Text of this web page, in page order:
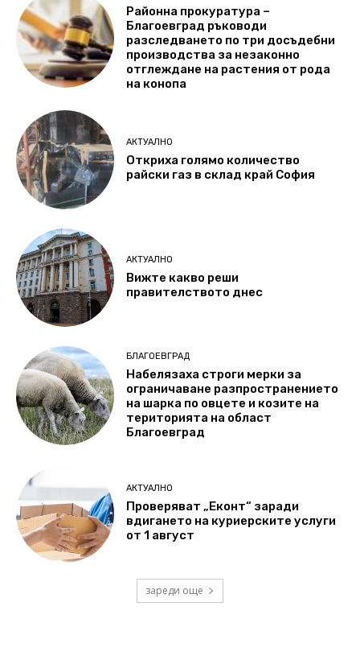
Районна прокуратура –
Благоевград ръководи
разследването по три досъдебни
производства за незаконно
отглеждане на растения от рода
на конопа
АКТУАЛНО
Откриха голямо количество
райски газ в склад край София
АКТУАЛНО
Вижте какво реши
правителството днес
БЛАГОЕВГРАД
Набелязаха строги мерки за
ограничаване разпространението
на шарка по овцете и козите на
територията на област
Благоевград
АКТУАЛНО
Проверяват „Еконт“ заради
вдигането на куриерските услуги
от 1 август
зареди още